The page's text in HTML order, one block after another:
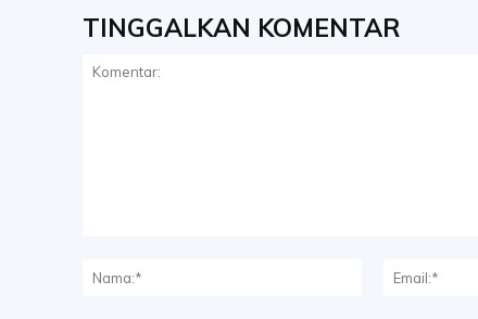
TINGGALKAN KOMENTAR
Nama:*